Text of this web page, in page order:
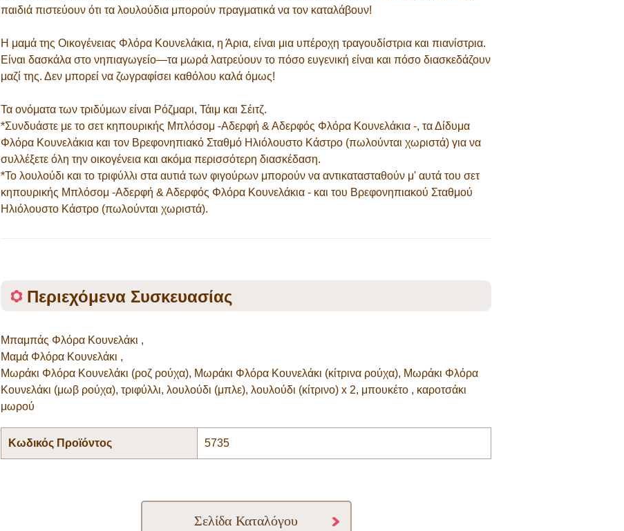
παιδιά πιστεύουν ότι τα λουλούδια μπορούν πραγματικά να τον καταλάβουν!
Η μαμά της Οικογένειας Φλόρα Κουνελάκια, η Άρια, είναι μια υπέροχη τραγουδίστρια και πιανίστρια.
Είναι δασκάλα στο νηπιαγωγείο—τα μωρά λατρεύουν το πόσο ευγενική είναι και πόσο διασκεδάζουν
μαζί της. Δεν μπορεί να ζωγραφίσει καθόλου καλά όμως!
Τα ονόματα των τριδύμων είναι Ρόζμαρι, Τάιμ και Σέιτζ.
*Συνδυάστε με το σετ κηπουρικής Μπλόσομ -Αδερφή & Αδερφός Φλόρα Κουνελάκια -, τα Δίδυμα
Φλόρα Κουνελάκια και τον Βρεφονηπιακό Σταθμό Ηλιόλουστο Κάστρο (πωλούνται χωριστά) για να
συλλέξετε όλη την οικογένεια και ακόμα περισσότερη διασκέδαση.
*Το λουλούδι και το τριφύλλι στα αυτιά των φιγούρων μπορούν να αντικατασταθούν μ' αυτά του σετ
κηπουρικής Μπλόσομ -Αδερφή & Αδερφός Φλόρα Κουνελάκια - και του Βρεφονηπιακού Σταθμού
Ηλιόλουστο Κάστρο (πωλούνται χωριστά).
Περιεχόμενα Συσκευασίας
Μπαμπάς Φλόρα Κουνελάκι ,
Μαμά Φλόρα Κουνελάκι ,
Μωράκι Φλόρα Κουνελάκι (ροζ ρούχα), Μωράκι Φλόρα Κουνελάκι (κίτρινα ρούχα), Μωράκι Φλόρα
Κουνελάκι (μωβ ρούχα), τριφύλλι, λουλούδι (μπλε), λουλούδι (κίτρινο) x 2, μπουκέτο , καροτσάκι
μωρού
Κωδικός Προϊόντος 5735
Σελίδα Καταλόγου